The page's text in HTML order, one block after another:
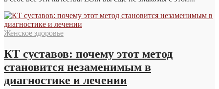
Женское здоровье
КТ суставов: почему этот метод
становится незаменимым в
диагностике и лечении